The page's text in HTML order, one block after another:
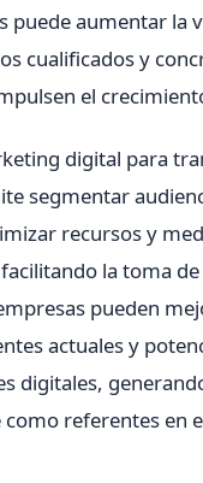
puede aumentar la
cualificados y
el
digital para
segmentar
recursos y
la toma
pueden
actuales y
digitales,
referentes en